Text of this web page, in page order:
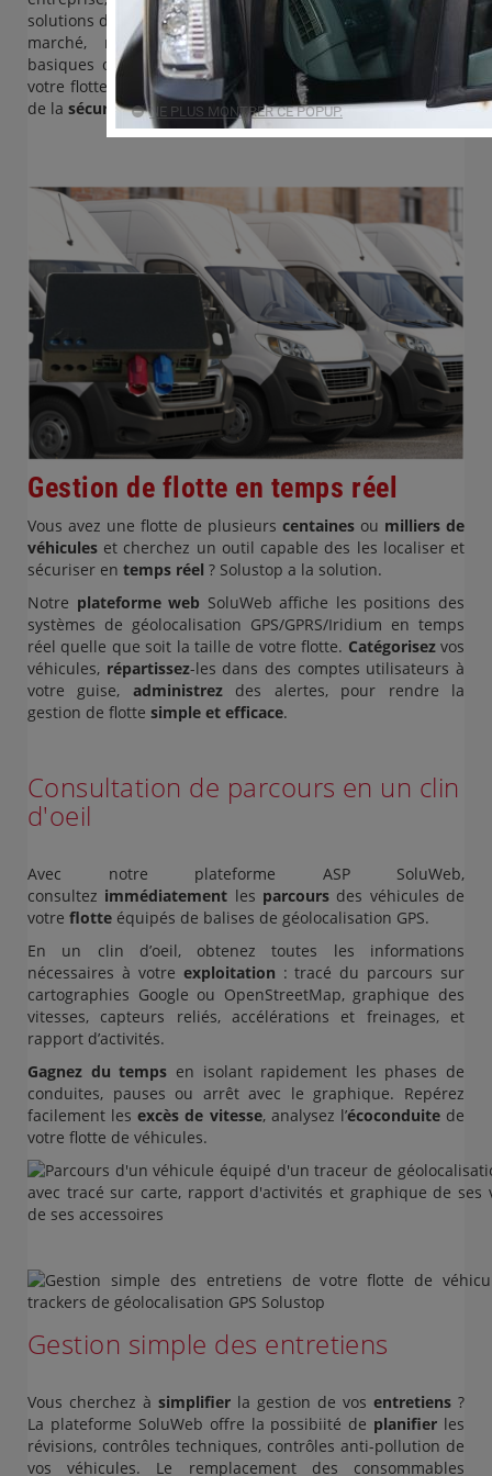
solutions de trackers par
GPS/GPRS/Iridium , leaders sur le
marché, répondent aux besoins de géolocalisation
basiques ou évolués, en connectés ou
autonomes
, pour
votre flotte d’entreprise ou votre collectivité et apporteront
de la sécurité.
Gestion de flotte en temps réel
Vous avez une flotte de plusieurs centaines ou milliers de
véhicules et cherchez un outil capable des les localiser et
sécuriser en temps réel ? Solustop a la solution.
Notre plateforme web SoluWeb affiche les positions des
systèmes de géolocalisation GPS/GPRS/Iridium en temps
réel quelle que soit la taille de votre flotte. Catégorisezvos
véhicules, répartissez-les dans des comptes utilisateurs à
votre guise, administrezdes alertes, pour rendre la
gestion de flotte simple et efficace.
Consultation de parcours en un clin
d'oeil
Avec notre plateforme ASP SoluWeb,
consultez immédiatement les parcours des véhicules de
votre flotte équipés de balises de géolocalisation GPS.
En un clin d’oeil, obtenez toutes les informations
nécessaires à votre exploitation : tracé du parcours sur
cartographies Google ou OpenStreetMap, graphique des
vitesses, capteurs reliés, accélérations et freinages, et
rapport d’activités.
Gagnez du temps en isolant rapidement les phases de
conduites, pauses ou arrêt avec le graphique. Repérez
facilement lesexcès de vitesse, analysez l’écoconduitede
votre flotte de véhicules.
Gestion simple des entretiens
Vous cherchez à simplifier la gestion de vos entretiens ?
La plateforme SoluWeb offre la possibiité de planifier les
révisions, contrôles techniques, contrôles anti-pollution de
vos véhicules. Le remplacement des consommables
NE PLUS MONTRER CE POPUP.